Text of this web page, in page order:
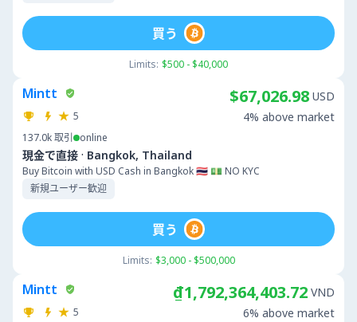
Limits: $500 - $40,000
買う
Mintt
5
137.0k取引 online
現金で直接 · Bangkok, Thailand
Buy Bitcoin with USD Cash in Bangkok 🇹🇭 💵 NO KYC
新規ユーザー歓迎
$67,026.98 USD
4% above market
Limits: $3,000 - $500,000
買う
Mintt
5
₫1,792,364,403.72 VND
6% above market